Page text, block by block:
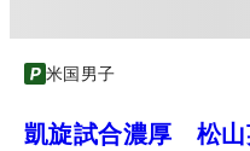
米国男子
凱旋試合濃厚 松山